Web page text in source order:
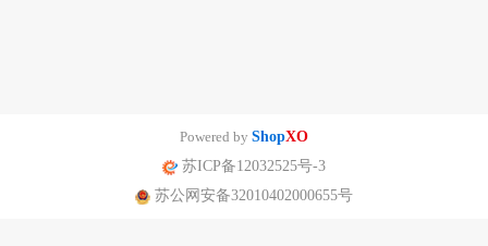
Powered by ShopXO
苏ICP备12032525号-3
苏公网安备32010402000655号